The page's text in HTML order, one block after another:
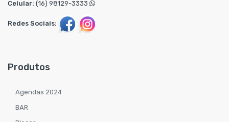
Celular: (16) 98129-3333
Redes Sociais:
Produtos
Agendas 2024
BAR